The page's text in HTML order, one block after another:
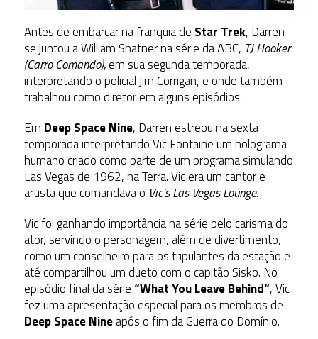
Antes de embarcar na franquia de Star Trek, Darren
se juntou a William Shatner na série da ABC, TJ Hooker
(Carro Comando),em sua segunda temporada,
interpretando o policial Jim Corrigan, e onde também
trabalhou como diretor em alguns episódios.
Em Deep Space Nine, Darren estreou na sexta
temporada interpretando Vic Fontaine um holograma
humano criado como parte de um programa simulando
Las Vegas de 1962, na Terra. Vic era um cantor e
artista que comandava o Vic’s Las Vegas Lounge.
Vic foi ganhando importância na série pelo carisma do
ator, servindo o personagem, além de divertimento,
como um conselheiro para os tripulantes da estação e
até compartilhou um dueto com o capitão Sisko. No
episódio final da série“What You Leave Behind“, Vic
fez uma apresentação especial para os membros de
Deep Space Nineapós o fim da Guerra do Domínio.